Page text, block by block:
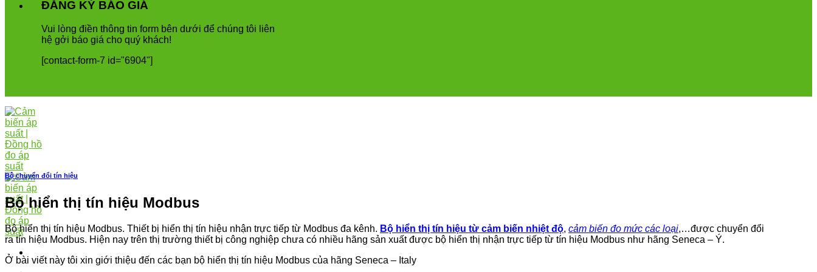
ĐĂNG KÝ BÁO GIÁ
Vui òng điền thông tin form bên dưới để chúng tôi liên
hệ gởi báo giá cho quý khách!
[contact-form-7 id="6904"]
Bộ chuyển đổi tín hiệu
Bộ hiển thị tín hiệu Modbus
Bộ hiển thị tín hiệu Modbus. Thiết bị hiển thị tín hiệu nhận trực tiếp từ Modbus đa kênh. Bộ hiển thị tín hiệu từ cảm biến nhiệt độ, cảm biến đo mức các loại,…được chuyển đổi
ra tín hiệu Modbus. Hiện nay trên thị trường thiết bị công nghiệp chưa có nhiều hãng sản xuất được bộ hiển thị nhận trực tiếp từ tín hiệu Modbus như hãng Seneca – Ý.
Ở bài viết này tôi xin giới thiệu đến các bạn bộ hiển thị tín hiệu Modbus của hãng Seneca – Italy